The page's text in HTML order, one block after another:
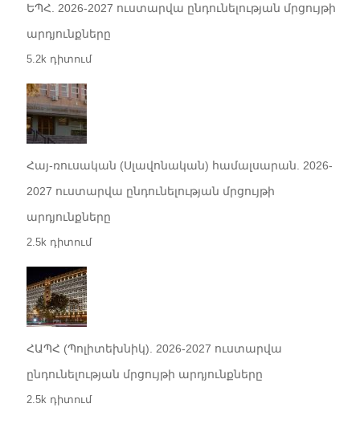
ԵՊՀ. 2026-2027 ուստարվա ընդունելության մրցույթի
արդյունքները
5.2k դիտում
Հայ-ռուսական (Սլավոնական) համալսարան. 2026-
2027 ուստարվա ընդունելության մրցույթի
արդյունքները
2.5k դիտում
ՀԱՊՀ (Պոլիտեխնիկ). 2026-2027 ուստարվա
ընդունելության մրցույթի արդյունքները
2.5k դիտում